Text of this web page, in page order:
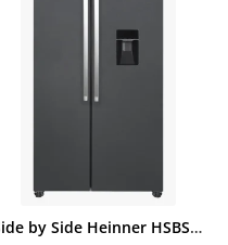
Side by Side Heinner HSBS-HM439NFINVDGWDE++, Total No Frost, Compresor Inverter, Dozator Apa, Display Touch LED, 439 L, Clasa E, Gri Antracit Texturat